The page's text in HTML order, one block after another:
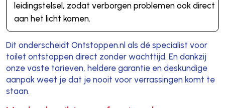
leidingstelsel, zodat verborgen problemen ook direct
aan het licht komen.
Dit onderscheidt Ontstoppen.nl als dé specialist voor
toilet ontstoppen direct zonder wachttijd. En dankzij
onze vaste tarieven, heldere garantie en deskundige
aanpak weet je dat je nooit voor verrassingen komt te
staan.